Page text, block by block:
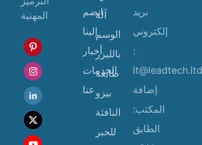
المهنية
انضم
إلينا
أخبار
الخدمات
عنا
آلة
الوسم
بالليزر
طابعة
بيزو
النافثة
للحبر
بريد
إلكتروني
:
lt@leadtech.ltd
إضافة
المكتب:
الطابق